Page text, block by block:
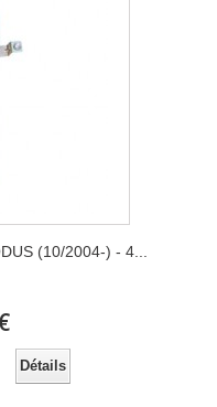
(10/2004-) - 4...
Détails